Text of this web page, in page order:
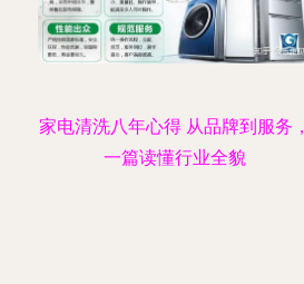
家电清洗八年心得 从品牌到服务，
一篇读懂行业全貌